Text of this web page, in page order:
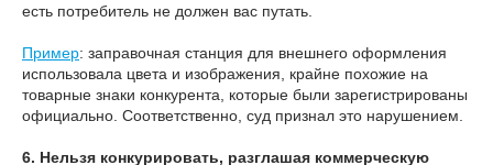
есть потребитель не должен вас путать.
Пример: заправочная станция для внешнего оформления
использовала цвета и изображения, крайне похожие на
товарные знаки конкурента, которые были зарегистрированы
официально. Соответственно, суд признал это нарушением.
6. Нельзя конкурировать, разглашая коммерческую